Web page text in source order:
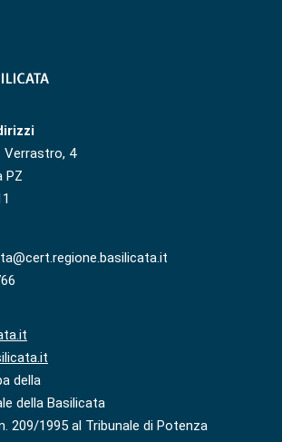
Verrastro, 4
PZ
della
della Basilicata
209/1995 al Tribunale di Potenza